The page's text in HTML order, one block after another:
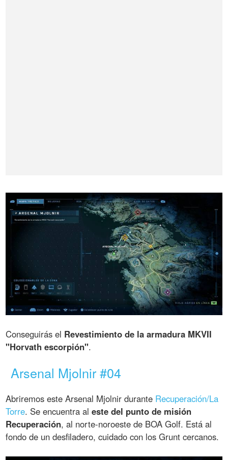
Conseguirás el Revestimiento de la armadura MKVII
"Horvath escorpión".
Arsenal Mjolnir #04
Abriremos este Arsenal Mjolnir durante Recuperación/La
Torre. Se encuentra aleste del punto de misión
Recuperación, al norte-noroeste de BOA Golf. Está al
fondo de un desfiladero, cuidado con los Grunt cercanos.